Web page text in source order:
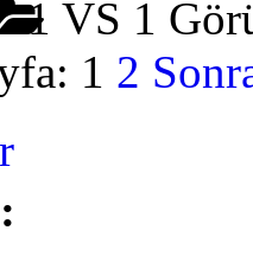
1 VS 1
1 2